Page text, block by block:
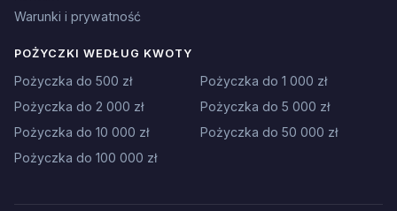
Warunki i prywatność
POŻYCZKI WEDŁUG KWOTY
Pożyczka do 500 zł
Pożyczka do 1 000 zł
Pożyczka do 2 000 zł
Pożyczka do 5 000 zł
Pożyczka do 10 000 zł
Pożyczka do 50 000 zł
Pożyczka do 100 000 zł